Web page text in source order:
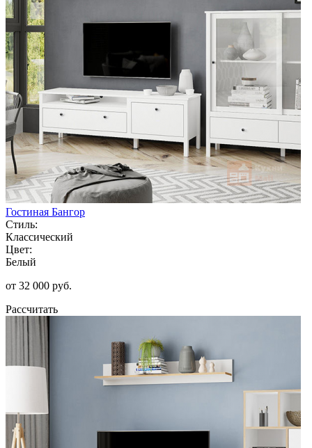
Гостиная Бангор
Стиль:
Классический
Цвет:
Белый
от 32 000 руб.
Рассчитать